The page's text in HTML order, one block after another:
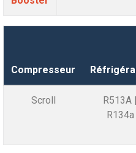
Compresseur
Scroll
R513A |
R134a